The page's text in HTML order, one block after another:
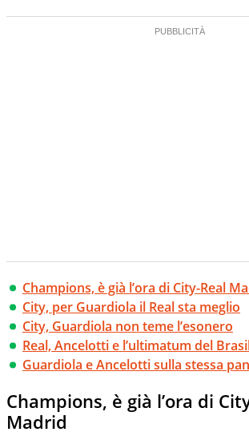
Champions, è già l’ora di City-Real
City, per Guardiola il Real sta meglio
City, Guardiola non teme l’esonero
Real, Ancelotti e l’ultimatum del
Guardiola e Ancelotti sulla stessa
Champions, è già l’ora di
Madrid